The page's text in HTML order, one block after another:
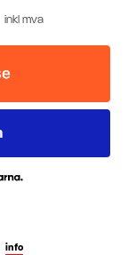
inkl mva
info